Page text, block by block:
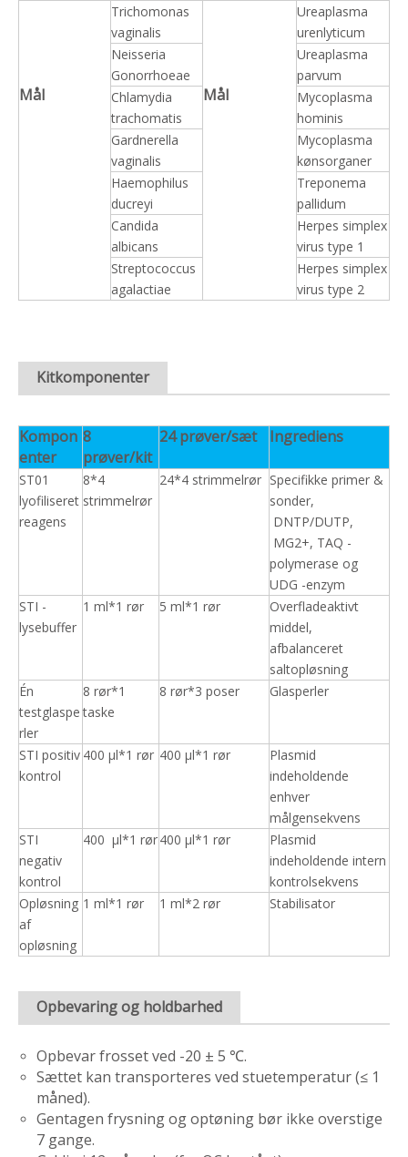
Mål
Trichomonas
vaginalis
Mål
Ureaplasma
urenlyticum
Neisseria
Gonorrhoeae
Ureaplasma
parvum
Chlamydia
trachomatis
Mycoplasma
hominis
Gardnerella
vaginalis
Mycoplasma
kønsorganer
Haemophilus
ducreyi
Treponema
pallidum
Candida
albicans
Herpes simplex
virus type 1
Streptococcus
agalactiae
Herpes simplex
virus type 2
Kitkomponenter
Kompon
enter
8
prøver/kit
24 prøver/sæt Ingrediens
ST01
lyofiliseret
reagens
8*4
strimmelrør
24*4 strimmelrør Specifikke primer &
sonder,
DNTP/DUTP,
MG2+, TAQ -
polymerase og
UDG -enzym
STI -
lysebuffer
1 ml*1 rør 5 ml*1 rør
Overfladeaktivt
middel,
afbalanceret
saltopløsning
Én
testglaspe
rler
8 rør*1
taske
8 rør*3 poser Glasperler
STI positiv
kontrol
400 μl*1 rør 400 μl*1 rør
Plasmid
indeholdende
enhver
målgensekvens
STI
negativ
kontrol
400 μl*1 rør400 μl*1 rør
Plasmid
indeholdende intern
kontrolsekvens
Opløsning
af
opløsning
1 ml*1 rør 1 ml*2 rør Stabilisator
Opbevaring og holdbarhed
Opbevar frosset ved -20 ± 5 ℃.
Sættet kan transporteres ved stuetemperatur (≤ 1
måned).
Gentagen frysning og optøning bør ikke overstige
7 gange.